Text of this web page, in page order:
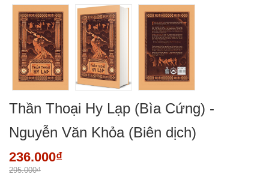
Thần Thoại Hy Lạp (Bìa Cứng) -
Nguyễn Văn Khỏa (Biên dịch)
236.000₫
295.000₫